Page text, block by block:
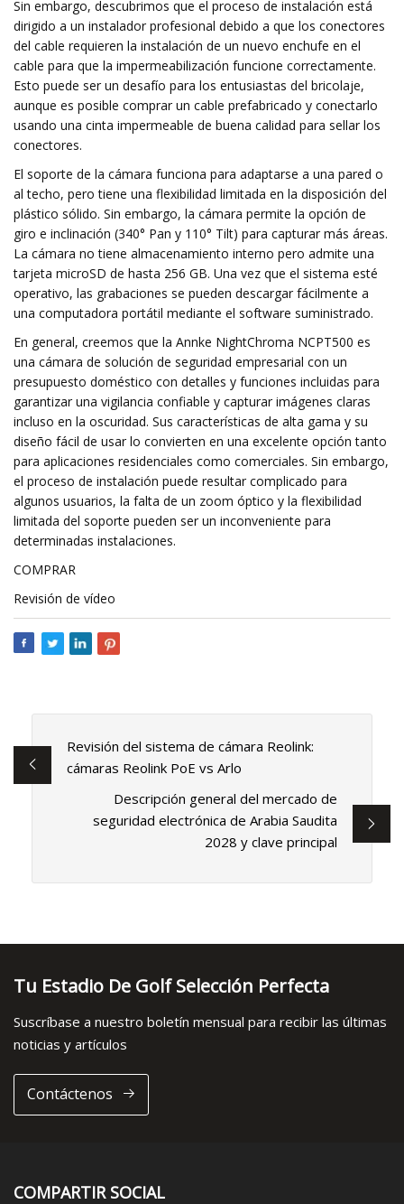
Sin embargo, descubrimos que el proceso de instalación está
dirigido a un instalador profesional debido a que los conectores
del cable requieren la instalación de un nuevo enchufe en el
cable para que la impermeabilización funcione correctamente.
Esto puede ser un desafío para los entusiastas del bricolaje,
aunque es posible comprar un cable prefabricado y conectarlo
usando una cinta impermeable de buena calidad para sellar los
conectores.
El soporte de la cámara funciona para adaptarse a una pared o
al techo, pero tiene una flexibilidad limitada en la disposición del
plástico sólido. Sin embargo, la cámara permite la opción de
giro e inclinación (340° Pan y 110° Tilt) para capturar más áreas.
La cámara no tiene almacenamiento interno pero admite una
tarjeta microSD de hasta 256 GB. Una vez que el sistema esté
operativo, las grabaciones se pueden descargar fácilmente a
una computadora portátil mediante el software suministrado.
En general, creemos que la Annke NightChroma NCPT500 es
una cámara de solución de seguridad empresarial con un
presupuesto doméstico con detalles y funciones incluidas para
garantizar una vigilancia confiable y capturar imágenes claras
incluso en la oscuridad. Sus características de alta gama y su
diseño fácil de usar lo convierten en una excelente opción tanto
para aplicaciones residenciales como comerciales. Sin embargo,
el proceso de instalación puede resultar complicado para
algunos usuarios, la falta de un zoom óptico y la flexibilidad
limitada del soporte pueden ser un inconveniente para
determinadas instalaciones.
COMPRAR
Revisión de vídeo
Revisión del sistema de cámara Reolink:
cámaras Reolink PoE vs Arlo
Descripción general del mercado de
seguridad electrónica de Arabia Saudita
2028 y clave principal
Tu Estadio De Golf Selección Perfecta
Suscríbase a nuestro boletín mensual para recibir las últimas
noticias y artículos
Contáctenos
COMPARTIR SOCIAL